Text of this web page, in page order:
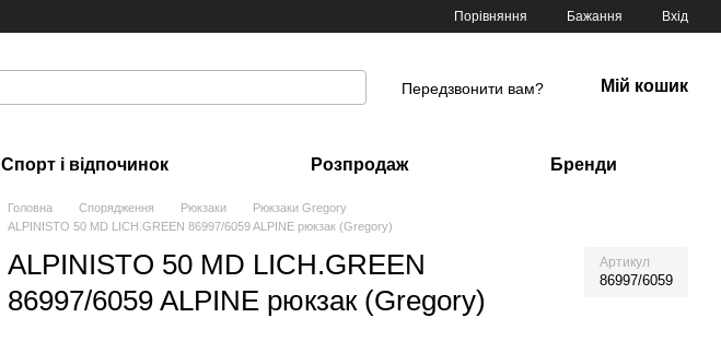
Порівняння Бажання Вхід
Передзвонити вам? Мій кошик
Спорт і відпочинок Розпродаж Бренди
Головна Спорядження Рюкзаки
Рюкзаки Gregory
ALPINISTO 50 MD LICH.GREEN 86997/6059 ALPINE рюкзак (Gregory)
ALPINISTO 50 MD LICH.GREEN
86997/6059 ALPINE рюкзак (Gregory)
Артикул
86997/6059